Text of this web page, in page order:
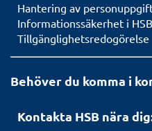
Hantering av
Informationssäkerhet i HSB
Tillgänglighetsredogörelse
Behöver du komma i
Kontakta HSB nära